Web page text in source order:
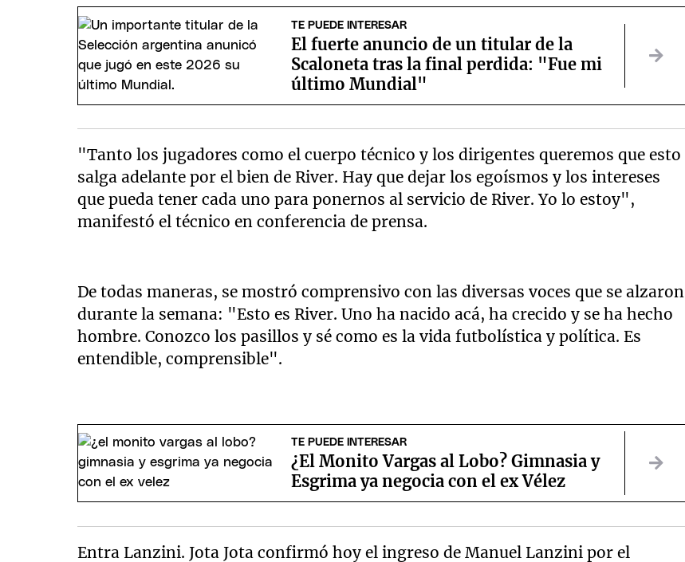
TE PUEDE INTERESAR
El fuerte anuncio de un titular de la
Scaloneta tras la final perdida: "Fue mi
último Mundial"
"Tanto los jugadores como el cuerpo técnico y los dirigentes queremos que esto
salga adelante por el bien de River. Hay que dejar los egoísmos y los intereses
que pueda tener cada uno para ponernos al servicio de River. Yo lo estoy",
manifestó el técnico en conferencia de prensa.
De todas maneras, se mostró comprensivo con las diversas voces que se alzaron
durante la semana: "Esto es River. Uno ha nacido acá, ha crecido y se ha hecho
hombre. Conozco los pasillos y sé como es la vida futbolística y política. Es
entendible, comprensible".
TE PUEDE INTERESAR
¿El Monito Vargas al Lobo? Gimnasia y
Esgrima ya negocia con el ex Vélez
Entra Lanzini. Jota Jota confirmó hoy el ingreso de Manuel Lanzini por el